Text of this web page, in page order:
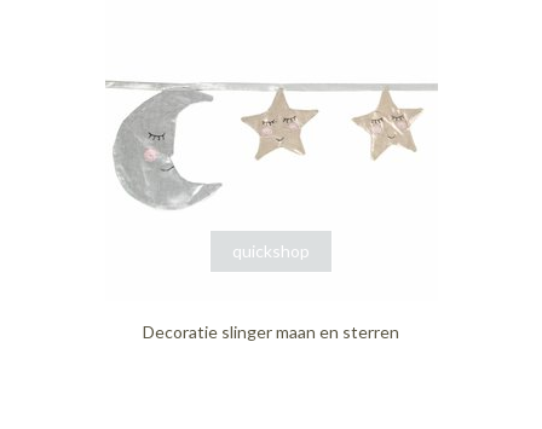
quickshop
Decoratie slinger maan en sterren